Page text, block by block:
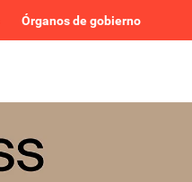
Órganos de gobierno